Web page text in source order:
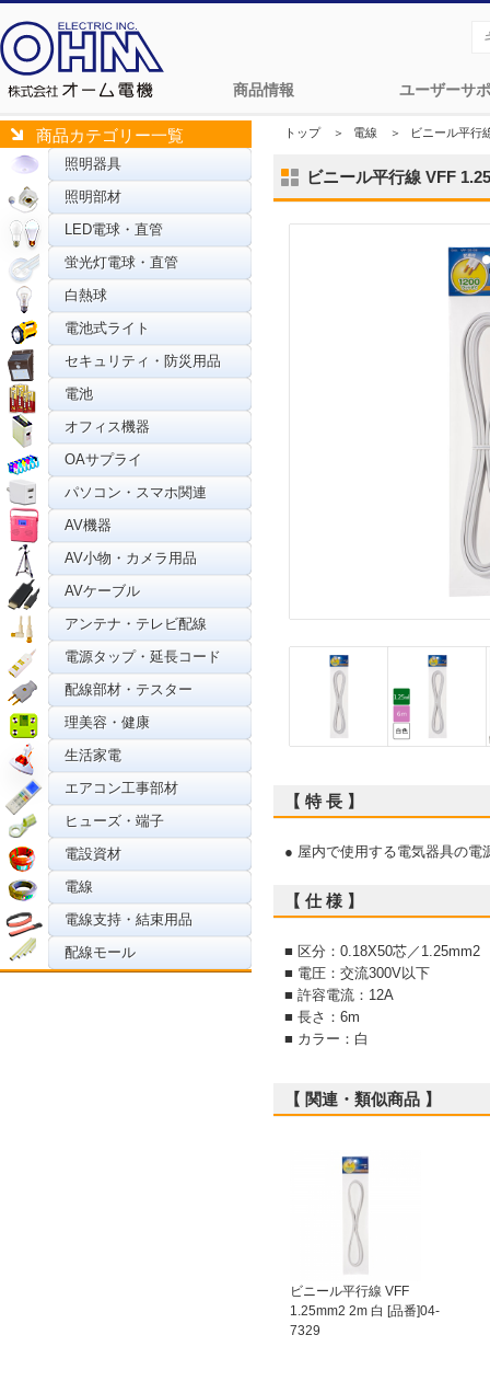
商品情報 ユーザーサ
商品カテゴリー一覧
照明器具
照明部材
LED電球・直管
蛍光灯電球・直管
白熱球
電池式ライト
セキュリティ・防災用品
電池
オフィス機器
OAサプライ
パソコン・スマホ関連
AV機器
AV小物・カメラ用品
AVケーブル
アンテナ・テレビ配線
電源タップ・延長コード
配線部材・テスター
理美容・健康
生活家電
エアコン工事部材
ヒューズ・端子
電設資材
電線
電線支持・結束用品
配線モール
トップ＞ 電線 ＞ ビニール平行
ビニール平行線 VFF
【 特 長 】
● 屋内で使用する電気器具の電
【 仕 様 】
■ 区分：0.18X50芯／1.25mm2
■ 電圧：交流300V以下
■ 許容電流：12A
■ 長さ：6m
■ カラー：白
【 関連・類似商品 】
ビニール平行線 VFF
1.25mm2 2m 白 [品番]04-
7329